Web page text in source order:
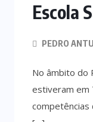
Escola
PEDRO
No âmbito do
estiveram em
competências